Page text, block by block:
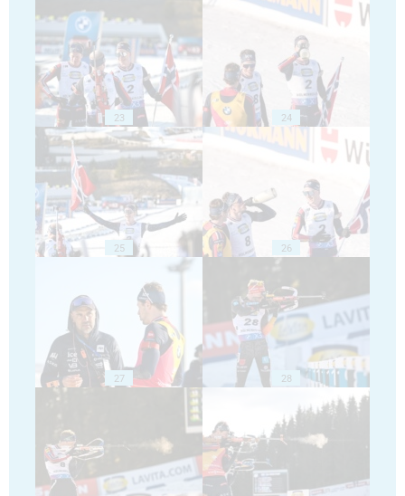
23 24
25 26
27 28